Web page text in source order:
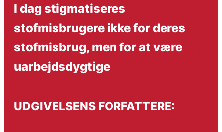
I dag stigmatiseres
stofmisbrugere ikke for deres
stofmisbrug, men for at være
uarbejdsdygtige
UDGIVELSENS FORFATTERE: